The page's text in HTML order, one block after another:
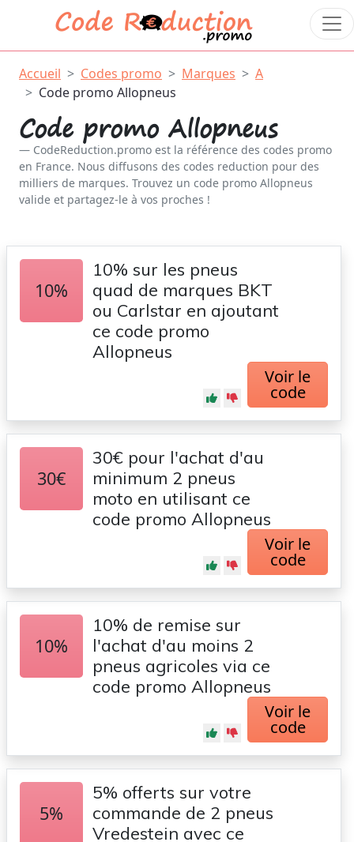
Accueil Codes promo Marques
A
Code promo Allopneus
Code promo Allopneus
CodeReduction.promo est la référence des codes promo
en France. Nous diffusons des codes reduction pour des
milliers de marques. Trouvez un code promo Allopneus
valide et partagez-le à vos proches !
10%
10% sur les pneus
quad de marques BKT
ou Carlstar en ajoutant
ce code promo
Allopneus
Voir le
code
30€
30€ pour l'achat d'au
minimum 2 pneus
moto en utilisant ce
code promo Allopneus
Voir le
code
10%
10% de remise sur
l'achat d'au moins 2
pneus agricoles via ce
code promo Allopneus
Voir le
code
5%
5% offerts sur votre
commande de 2 pneus
Vredestein avec ce